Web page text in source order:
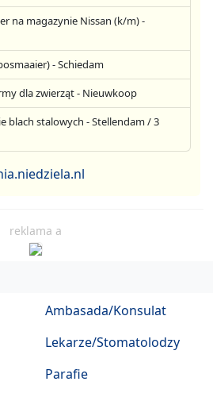
na magazynie Nissan (k/m) -
- Schiedam
dla zwierząt - Nieuwkoop
blach stalowych - Stellendam / 3
reklama a
Ambasada/Konsulat
Lekarze/Stomatolodzy
Parafie